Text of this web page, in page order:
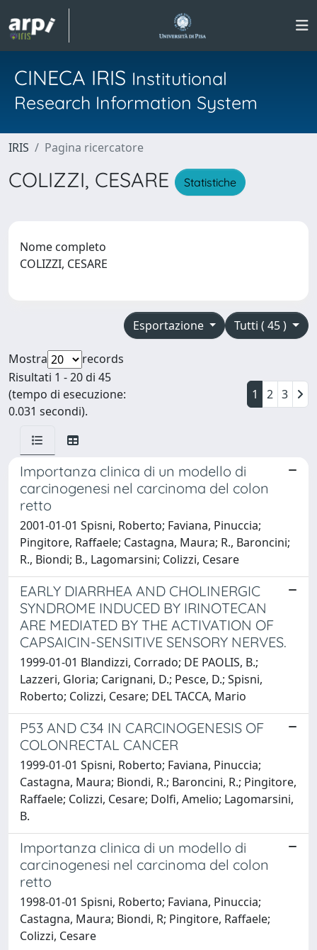
CINECA IRIS Institutional
Research Information System
IRIS Pagina ricercatore
COLIZZI, CESARE Statistiche
Nome completo
COLIZZI, CESARE
Tutti ( 45 )
Esportazione
Mostra
records
Risultati 1 - 20 di 45
(tempo di esecuzione:
0.031 secondi).
1 2 3
Importanza clinica di un modello di
carcinogenesi nel carcinoma del colon
retto
2001-01-01 Spisni, Roberto; Faviana, Pinuccia;
Pingitore, Raffaele; Castagna, Maura; R., Baroncini;
R., Biondi; B., Lagomarsini; Colizzi, Cesare
EARLY DIARRHEA AND CHOLINERGIC
SYNDROME INDUCED BY IRINOTECAN
ARE MEDIATED BY THE ACTIVATION OF
CAPSAICIN-SENSITIVE SENSORY NERVES.
1999-01-01 Blandizzi, Corrado; DE PAOLIS, B.;
Lazzeri, Gloria; Carignani, D.; Pesce, D.; Spisni,
Roberto; Colizzi, Cesare; DEL TACCA, Mario
P53 AND C34 IN CARCINOGENESIS OF
COLONRECTAL CANCER
1999-01-01 Spisni, Roberto; Faviana, Pinuccia;
Castagna, Maura; Biondi, R.; Baroncini, R.; Pingitore,
Raffaele; Colizzi, Cesare; Dolfi, Amelio; Lagomarsini,
B.
Importanza clinica di un modello di
carcinogenesi nel carcinoma del colon
retto
1998-01-01 Spisni, Roberto; Faviana, Pinuccia;
Castagna, Maura; Biondi, R; Pingitore, Raffaele;
Colizzi, Cesare